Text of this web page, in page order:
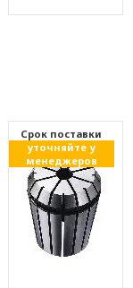
Cрок поставки
уточняйте у
менеджеров